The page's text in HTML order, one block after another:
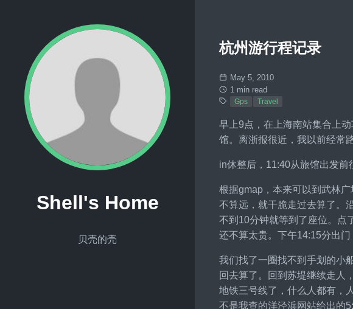
Shell's Home
贝壳的壳
杭州游行程记录
May 5, 2010
1 min read
Gps Travel
早上9点，在上海南站集合上
馆。离浙报很近，我以前经常
in休整后，11:40从旅馆出发前
根据gmap，本来可以到武林
不算远，就干脆走过去算了。
不到10分钟就等到了座位。点
还不算太贵。下午14:15分出门
我们找了一圈找不到手划的小
回去算了。回到苏堤继续走人
地铁三号线了，什么人都有，
不是我查的洋泾浜网站给出的